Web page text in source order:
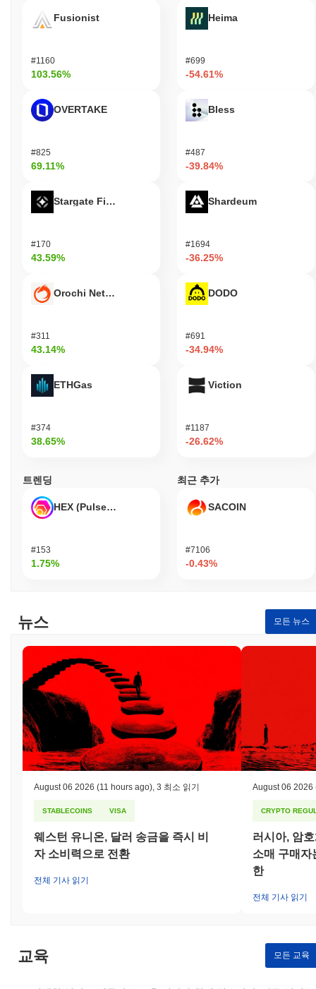
Fusionist
#1160
103.56%
OVERTAKE
#825
69.11%
Stargate Finance
#170
43.59%
Orochi Network
#311
43.14%
ETHGas
#374
38.65%
Heima
#699
-54.61%
Bless
#487
-39.84%
Shardeum
#1694
-36.25%
DODO
#691
-34.94%
Viction
#1187
-26.62%
트렌딩
HEX (Pulsechain)
#153
1.75%
최근 추가
SACOIN
#7106
-0.43%
뉴스 모든 뉴스
August 06 2026 (11 hours ago) 3 최소 읽기
STABLECOINS VISA
웨스턴 유니온, 달러 송금을 즉시 비
자 소비력으로 전환
전체 기사 읽기
August 06 2026
CRYPTO
러시아, 암
소매 구매자
한
전체 기사 읽기
교육 모든 교육